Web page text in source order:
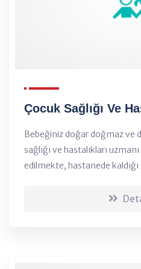
Çocuk Sağlığı Ve
Bebeğiniz doğar doğmaz ve
sağlığı ve hastalıkları
edilmekte, hastanede